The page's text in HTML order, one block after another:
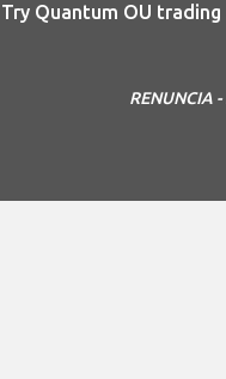
Try Quantum OU
RENUNCIA